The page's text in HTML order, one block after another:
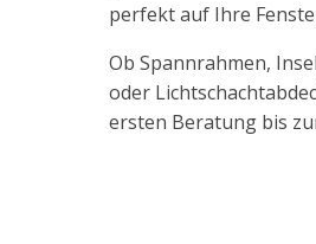
perfekt auf Ihre
Ob Spannrahmen,
oder
ersten Beratung bis